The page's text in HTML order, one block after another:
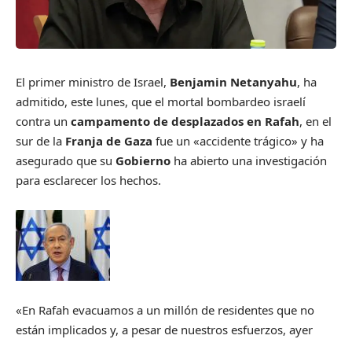
El primer ministro de Israel, Benjamin Netanyahu, ha
admitido, este lunes, que el mortal bombardeo israelí
contra un campamento de desplazados en Rafah, en el
sur de la Franja de Gaza fue un «accidente trágico» y ha
asegurado que su Gobierno ha abierto una investigación
para esclarecer los hechos.
«En Rafah evacuamos a un millón de residentes que no
están implicados y, a pesar de nuestros esfuerzos, ayer